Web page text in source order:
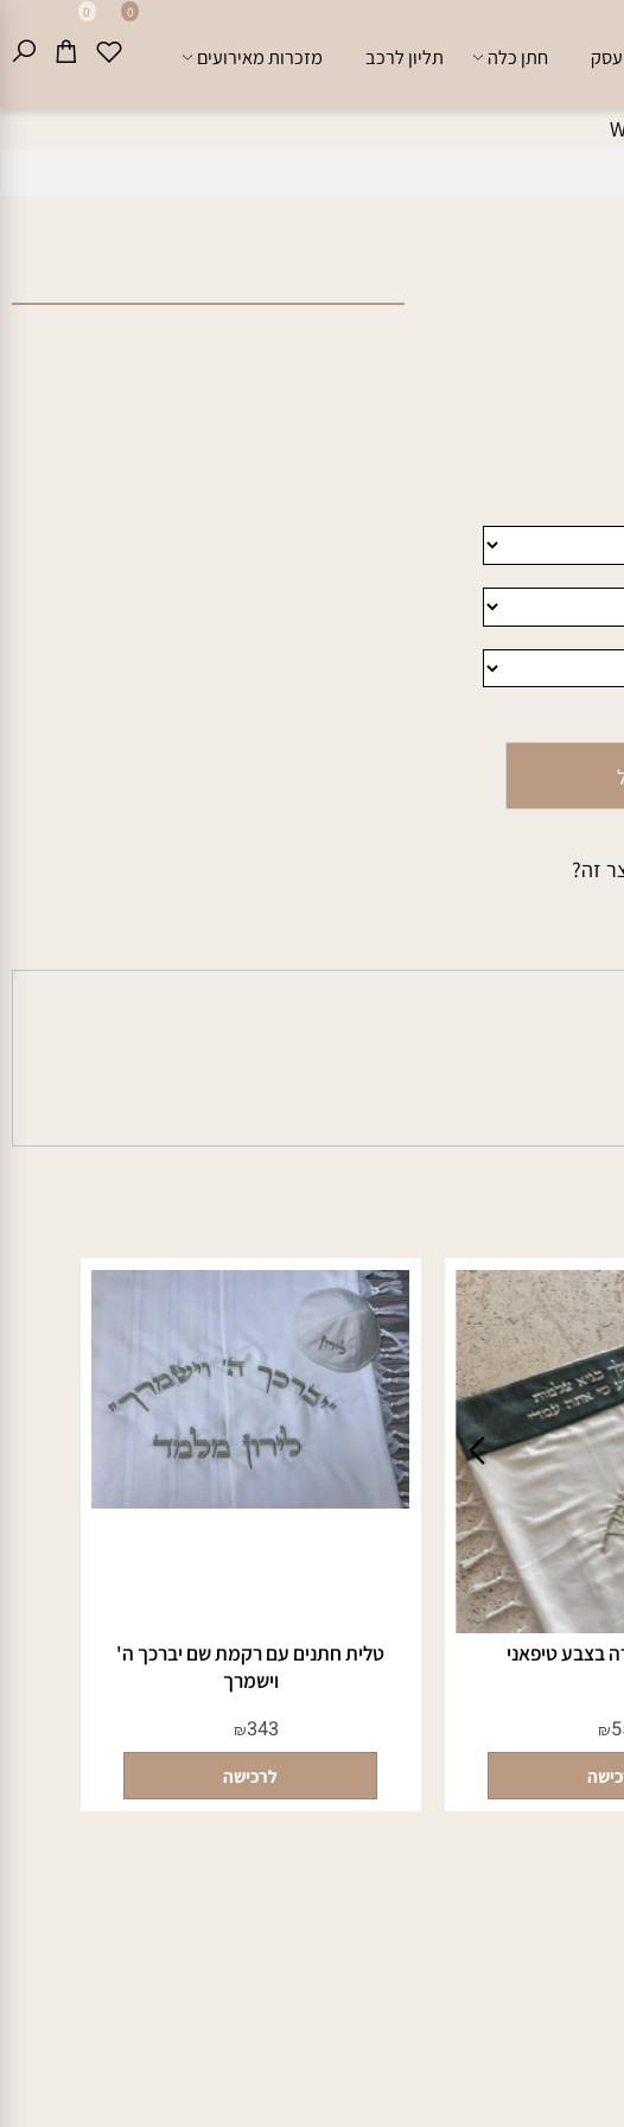
0 0
חתן כלה תליון לרכב מזכרות מאירועים
טיפאני טלית חתנים עם רקמת שם יברכך ה'
וישמרך
₪343